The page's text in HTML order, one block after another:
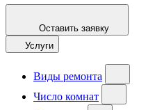
Оставить заявку
Услуги
Виды ремонта
Число комнат